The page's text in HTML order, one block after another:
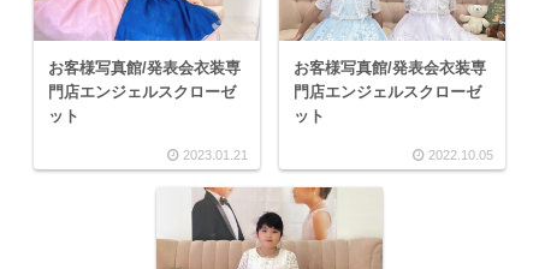
お客様写真館/発表会衣装専
門店エンジェルスクローゼ
ット
2023.01.21
お客様写真館/発表会衣装専
門店エンジェルスクローゼ
ット
2022.10.05